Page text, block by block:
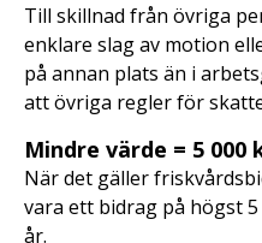
Till skillnad från övriga
enklare slag av motion
på annan plats än i
att övriga regler för
Mindre värde = 5 000
När det gäller
vara ett bidrag på högst
år.